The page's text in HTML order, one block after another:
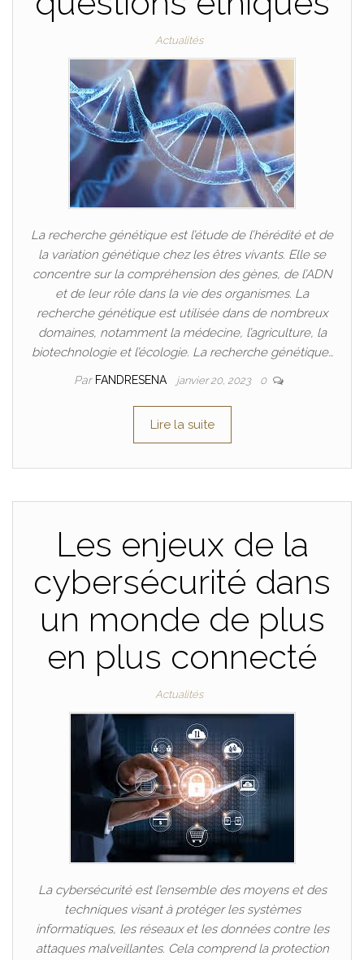
Actualités
La recherche génétique est l’étude de l’hérédité et de
la variation génétique chez les êtres vivants. Elle se
concentre sur la compréhension des gènes, de l’ADN
et de leur rôle dans la vie des organismes. La
recherche génétique est utilisée dans de nombreux
domaines, notamment la médecine, l’agriculture, la
biotechnologie et l’écologie. La recherche génétique…
Par FANDRESENA janvier 20, 2023 0
Lire la suite
Les enjeux de la
cybersécurité dans
un monde de plus
en plus connecté
Actualités
La cybersécurité est l’ensemble des moyens et des
techniques visant à protéger les systèmes
informatiques, les réseaux et les données contre les
attaques malveillantes. Cela comprend la protection